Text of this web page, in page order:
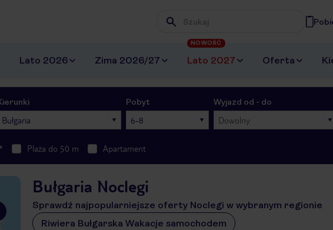
Wpisz frazę, której szukasz
Lato 2026 Zima 2026/27 Lato 2027
NOWOŚĆ
Oferta
Bułgaria
Pobyt
6-8
Wyjazd od - do
Dowolny
Plaża do 50 m Apartament
Bułgaria Noclegi
Sprawdź najpopularniejsze oferty Noclegi w wybranym regionie
Riwiera Bułgarska Wakacje samochodem